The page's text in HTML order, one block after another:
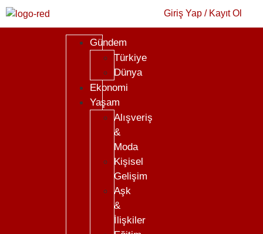
Giriş Yap / Kayıt Ol
Gündem
Türkiye
Dünya
Ekonomi
Yaşam
Alışveriş
&
Moda
Kişisel
Gelişim
Aşk
&
İlişkiler